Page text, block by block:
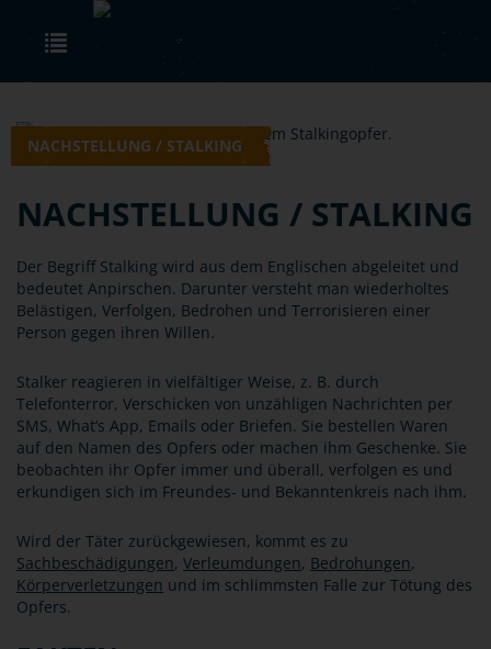
Skip to main content
NACHSTELLUNG / STALKING
NACHSTELLUNG / STALKING
Der Begriff Stalking wird aus dem Englischen abgeleitet und
bedeutet Anpirschen. Darunter versteht man wiederholtes
Belästigen, Verfolgen, Bedrohen und Terrorisieren einer
Person gegen ihren Willen.
Stalker reagieren in vielfältiger Weise, z. B. durch
Telefonterror, Verschicken von unzähligen Nachrichten per
SMS, What‘s App, Emails oder Briefen. Sie bestellen Waren
auf den Namen des Opfers oder machen ihm Geschenke. Sie
beobachten ihr Opfer immer und überall, verfolgen es und
erkundigen sich im Freundes- und Bekanntenkreis nach ihm.
Wird der Täter zurückgewiesen, kommt es zu
Sachbeschädigungen, Verleumdungen, Bedrohungen,
Körperverletzungen und im schlimmsten Falle zur Tötung des
Opfers.